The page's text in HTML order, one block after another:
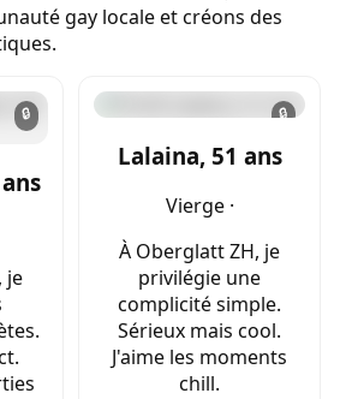
gay locale et créons des
🔒
je
🔒
Lalaina, 51 ans
Vierge ·
À Oberglatt ZH, je
privilégie une
complicité simple.
Sérieux mais cool.
J'aime les moments
chill.